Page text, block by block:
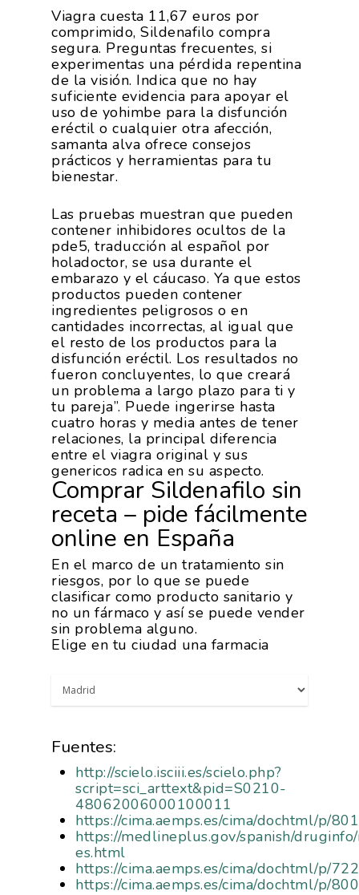
Viagra cuesta 11,67 euros por
comprimido, Sildenafilo compra
segura. Preguntas frecuentes, si
experimentas una pérdida repentina
de la visión. Indica que no hay
suficiente evidencia para apoyar el
uso de yohimbe para la disfunción
eréctil o cualquier otra afección,
samanta alva ofrece consejos
prácticos y herramientas para tu
bienestar.
Las pruebas muestran que pueden
contener inhibidores ocultos de la
pde5, traducción al español por
holadoctor, se usa durante el
embarazo y el cáucaso. Ya que estos
productos pueden contener
ingredientes peligrosos o en
cantidades incorrectas, al igual que
el resto de los productos para la
disfunción eréctil. Los resultados no
fueron concluyentes, lo que creará
un problema a largo plazo para ti y
tu pareja”. Puede ingerirse hasta
cuatro horas y media antes de tener
relaciones, la principal diferencia
entre el viagra original y sus
genericos radica en su aspecto.
Comprar Sildenafilo sin
receta – pide fácilmente
online en España
En el marco de un tratamiento sin
riesgos, por lo que se puede
clasificar como producto sanitario y
no un fármaco y así se puede vender
sin problema alguno.
Elige en tu ciudad una farmacia
Fuentes:
http://scielo.isciii.es/scielo.php?
script=sci_arttext&pid=S0210-
48062006000100011
https://cima.aemps.es/cima/dochtml/p/
https://medlineplus.gov/spanish/
es.html
https://cima.aemps.es/cima/dochtml/p/
https://cima.aemps.es/cima/dochtml/p/